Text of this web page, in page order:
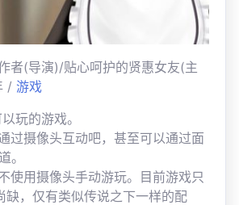
者(导演)/贴心呵护的贤惠女友(主
/ 游戏
玩的游戏。
过摄像头互动吧，甚至可以通过面
。
使用摄像头手动游玩。目前游戏只
缺，仅有类似传说之下一样的配